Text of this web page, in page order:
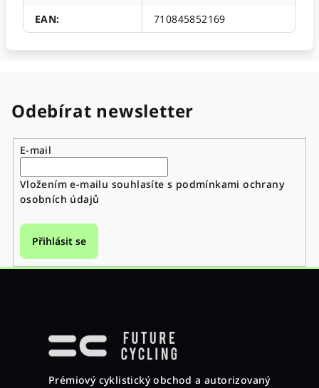
EAN: 710845852169
Odebírat newsletter
E-mail
Vložením e-mailu souhlasíte s podmínkami ochrany
osobních údajů
Přihlásit se
Prémiový cyklistický obchod a autorizovaný